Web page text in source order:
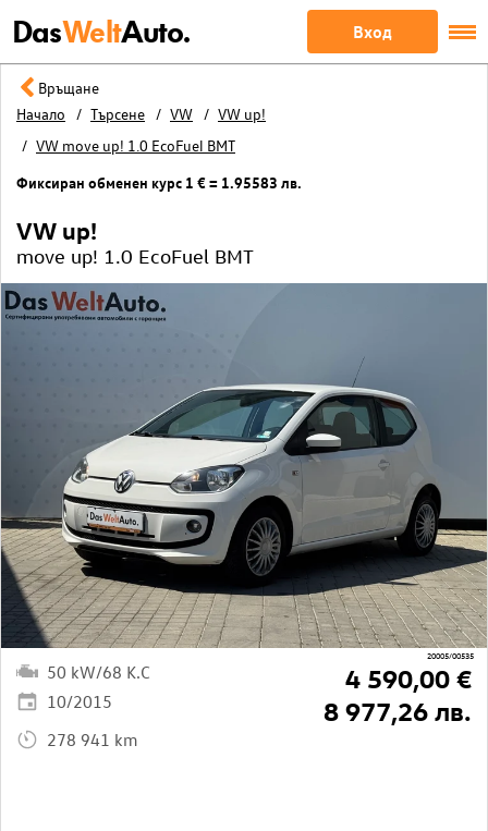
DasWeltAuto. Вход
Връщане
Начало
Търсене VW
VW up!
VW move up! 1.0 EcoFuel BMT
Фиксиран обменен курс 1 € = 1.95583 лв.
20005/00535
VW up!
move up! 1.0 EcoFuel BMT
50 kW/68 K.C
10/2015
278 941 km
4 590,00 €
8 977,26 лв.